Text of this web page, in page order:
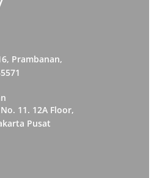
Prambanan,
11. 12A Floor,
Pusat